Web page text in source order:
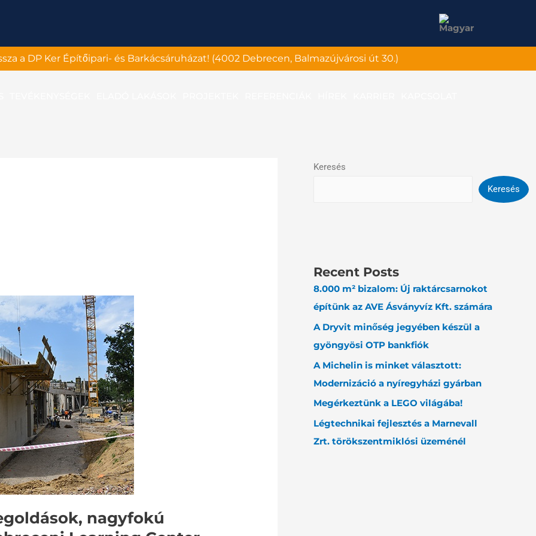
a DP Ker Építőipari- és Barkácsáruházat! (4002 Debrecen, Balmazújvárosi út 30.)
nagyfokú
Keresés
Keresés
Recent Posts
8.000 m² bizalom: Új raktárcsarnokot
építünk az AVE Ásványvíz Kft. számára
A Dryvit minőség jegyében készül a
gyöngyösi OTP bankfiók
A Michelin is minket választott:
Modernizáció a nyíregyházi gyárban
Megérkeztünk a LEGO világába!
Légtechnikai fejlesztés a Marnevall
Zrt. törökszentmiklósi üzeménél